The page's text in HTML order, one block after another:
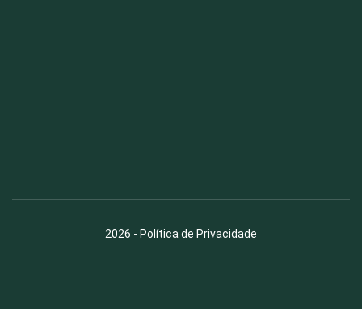
2026 - Política de Privacidade